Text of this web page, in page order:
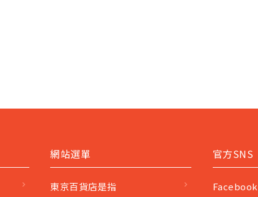
網站選單
東京百貨店是指
官方SNS
Facebook